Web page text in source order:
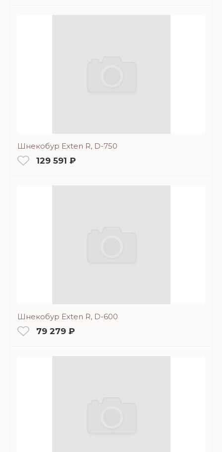
Шнекобур Exten R, D-750
129 591 ₽
Шнекобур Exten R, D-600
79 279 ₽